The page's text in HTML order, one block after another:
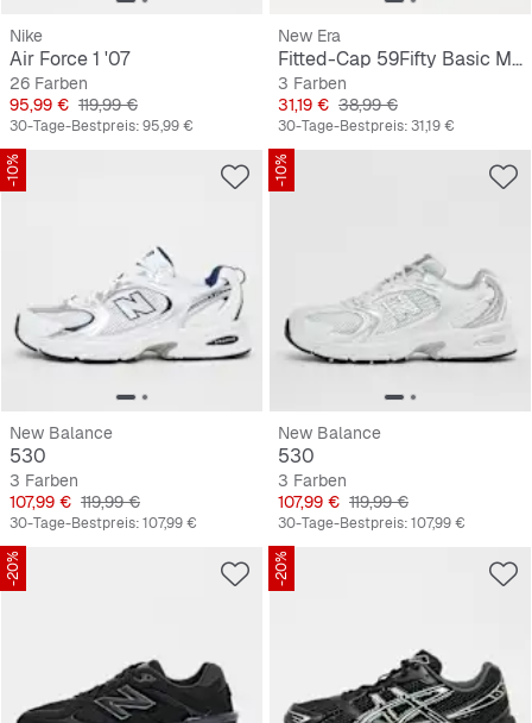
Nike
Air Force 1 '07
26 Farben
Preis
95,99 € Originalpreis
119,99 €
30-Tage-Bestpreis:95,99 €
New Era
Fitted-Cap 59Fifty Basic MLB New York Yankees
3 Farben
Preis
31,19 € Originalpreis
38,99 €
30-Tage-Bestpreis:31,19 €
-10%
New Balance
530
3 Farben
Preis
107,99 € Originalpreis
119,99 €
30-Tage-Bestpreis:107,99 €
-10%
New Balance
530
3 Farben
Preis
107,99 € Originalpreis
119,99 €
30-Tage-Bestpreis:107,99 €
-20% -20%